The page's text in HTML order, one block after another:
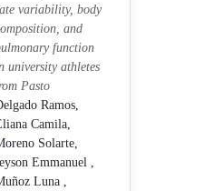
variability, body
and
function
university athletes
Pasto
Ramos,
Camila,
Solarte,
Emmanuel ,
Luna ,